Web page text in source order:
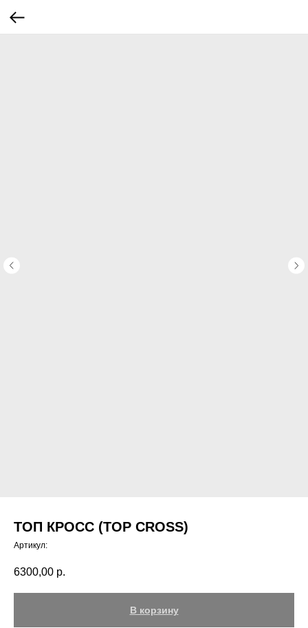
ТОП КРОСС (TOP CROSS)
Артикул:
6300,00 р.
В корзину